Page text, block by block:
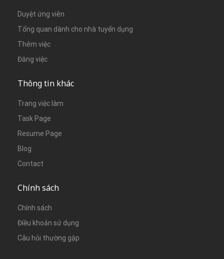
Duyệt ứng viên
Tổng quan dành cho nhà tuyển dụng
Thêm việc
Đăng việc
Thông tin khác
Trang việc làm
Task Page
Resume Page
Blog
Contact
Chính sách
Chính sách
Điều khoản sử dụng
Câu hỏi thường gặp